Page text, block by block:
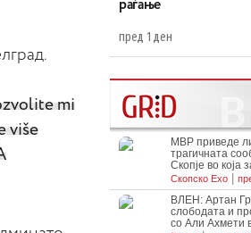
mi
više
раѓање
пред 1 ден